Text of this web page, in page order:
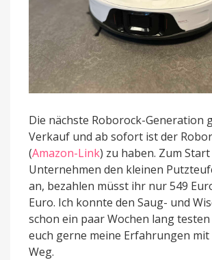
Die nächste Roborock-Generation
Verkauf und ab sofort ist der
(Amazon-Link) zu haben. Zum
Unternehmen den kleinen
an, bezahlen müsst ihr nur 549
Euro. Ich konnte den Saug- und
schon ein paar Wochen lang
euch gerne meine Erfahrungen mit
Weg.